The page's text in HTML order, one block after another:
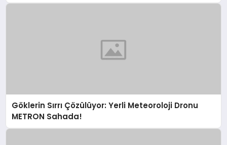
Göklerin Sırrı Çözülüyor: Yerli Meteoroloji Dronu
METRON Sahada!